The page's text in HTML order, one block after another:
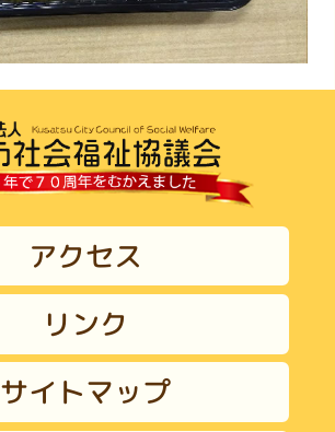
アクセス
リンク
サイトマップ